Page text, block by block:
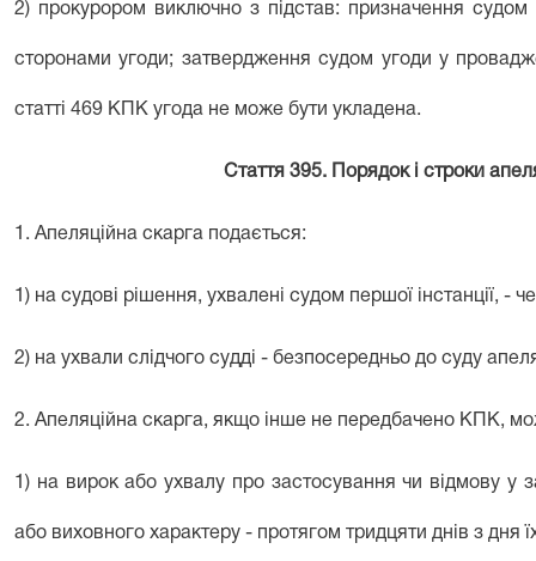
2) прокурором виключно з підстав: призначення
сторонами угоди; затвердження судом угоди у
статті 469 КПК угода не може бути укладена.
Стаття 395. Порядок і строки
1. Апеляційна скарга подається:
1) на судові рішення, ухвалені судом першої інстанції, -
2) на ухвали слідчого судді - безпосередньо до суду
2. Апеляційна скарга, якщо інше не передбачено КПК,
1) на вирок або ухвалу про застосування чи відмову у
або виховного характеру - протягом тридцяти днів з дня